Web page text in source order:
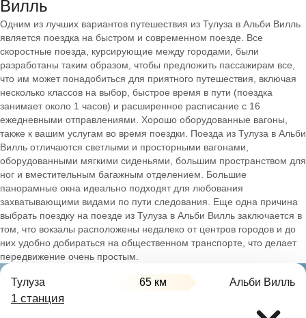
Вилль
Одним из лучших вариантов путешествия из Тулуза в Альби Вилль
является поездка на быстром и современном поезде. Все
скоростные поезда, курсирующие между городами, были
разработаны таким образом, чтобы предложить пассажирам все,
что им может понадобиться для приятного путешествия, включая
несколько классов на выбор, быстрое время в пути (поездка
занимает около 1 часов) и расширенное расписание с 16
ежедневными отправлениями. Хорошо оборудованные вагоны,
также к вашим услугам во время поездки. Поезда из Тулуза в Альби
Вилль отличаются светлыми и просторными вагонами,
оборудованными мягкими сиденьями, большим пространством для
ног и вместительным багажным отделением. Большие
панорамные окна идеально подходят для любования
захватывающими видами по пути следования. Еще одна причина
выбрать поездку на поезде из Тулуза в Альби Вилль заключается в
том, что вокзалы расположены недалеко от центров городов и до
них удобно добираться на общественном транспорте, что делает
передвижение очень простым.
Тулуза 65 км Альби Вилль
1 станция